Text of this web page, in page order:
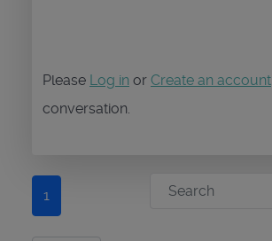
Please Log in or Create an account
conversation.
1